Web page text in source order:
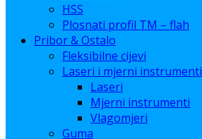
HSS
Plosnati profil TM – flah
Pribor & Ostalo
Fleksibilne cijevi
Laseri i mjerni instrumenti
Laseri
Mjerni instrumenti
Vlagomjeri
Guma